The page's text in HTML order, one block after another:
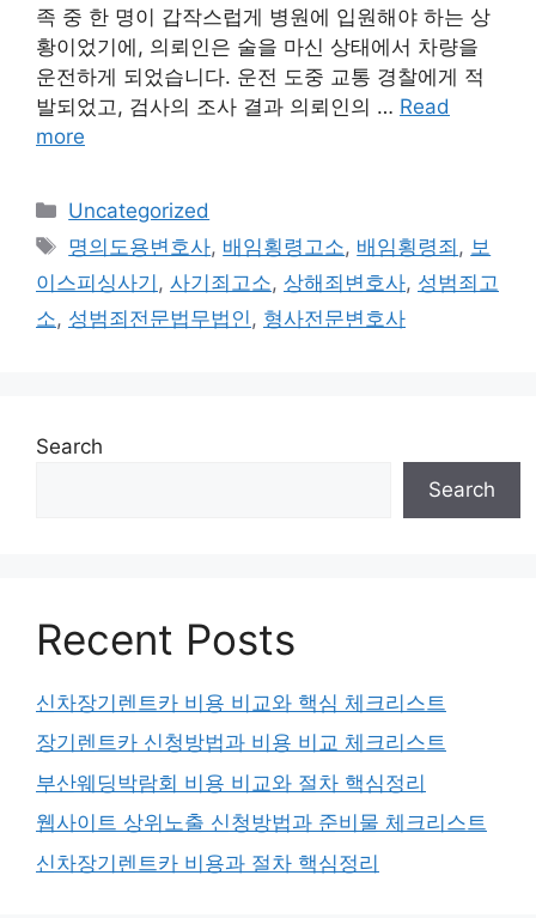
족 중 한 명이 갑작스럽게 병원에 입원해야 하는 상
황이었기에, 의뢰인은 술을 마신 상태에서 차량을
운전하게 되었습니다. 운전 도중 교통 경찰에게 적
발되었고, 검사의 조사 결과 의뢰인의 … Read
more
Categories
Uncategorized
Tags
명의도용변호사, 배임횡령고소, 배임횡령죄 , 보
이스피싱사기 , 사기죄고소, 상해죄변호사, 성범죄고
소, 성범죄전문법무법인 , 형사전문변호사
Search
Search
Recent Posts
신차장기렌트카 비용 비교와 핵심 체크리스트
장기렌트카 신청방법과 비용 비교 체크리스트
부산웨딩박람회 비용 비교와 절차 핵심정리
웹사이트 상위노출 신청방법과 준비물 체크리스트
신차장기렌트카 비용과 절차 핵심정리